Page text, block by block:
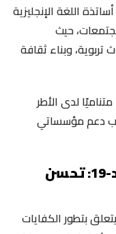
أن نحو 75% من أساتذة اللغة الإنجليزية
حيث
وبناء ثقافة
لدى الأطر
دعم مؤسساتي
الكفايات الرقمية بعد كوفيد-19: تحسن
بتطور الكفايات